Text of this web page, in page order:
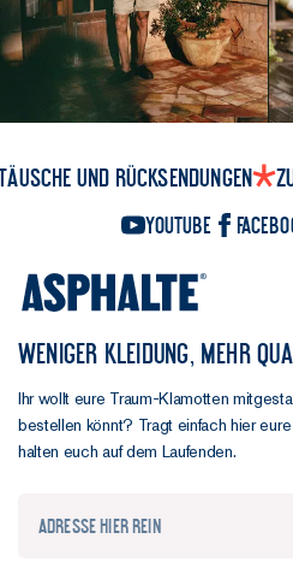
und Rücksendungen
YouTube
WENIGER KLEIDUNG, MEHR
Ihr wollt eure Traum-Klamotten
bestellen könnt? Tragt einfach hier
halten euch auf dem Laufenden.